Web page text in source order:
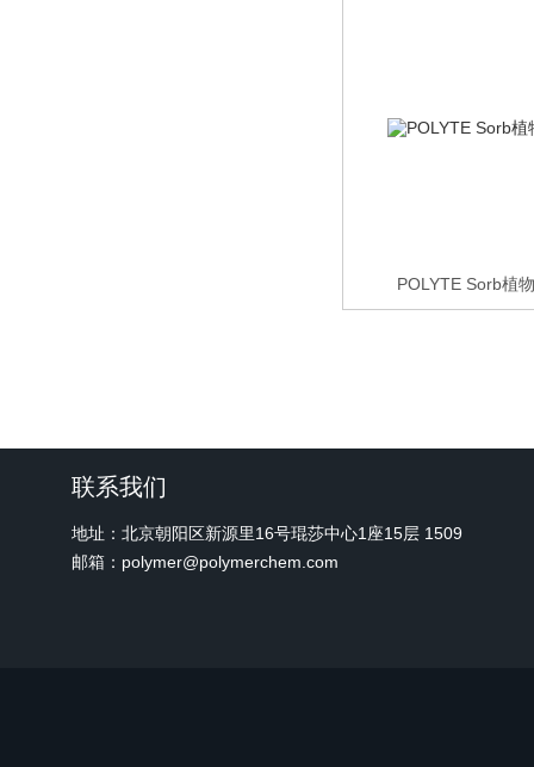
POLYTE Sorb植
联系我们
地址：北京朝阳区新源里16号琨莎中心1座15层 1509
邮箱：polymer@polymerchem.com